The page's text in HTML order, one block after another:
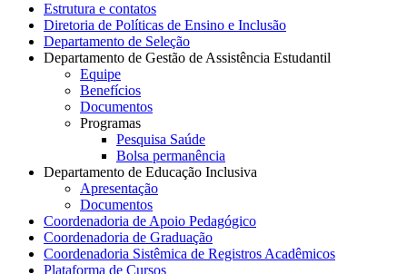
Estrutura e contatos
Diretoria de Políticas de Ensino e Inclusão
Departamento de Seleção
Departamento de Gestão de Assistência Estudantil
Equipe
Benefícios
Documentos
Programas
Pesquisa Saúde
Bolsa permanência
Departamento de Educação Inclusiva
Apresentação
Documentos
Coordenadoria de Apoio Pedagógico
Coordenadoria de Graduação
Coordenadoria Sistêmica de Registros Acadêmicos
Plataforma de Cursos